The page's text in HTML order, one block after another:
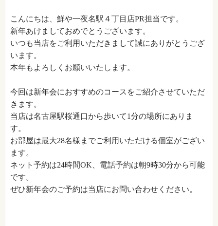
こんにちは、鮮や一夜名駅４丁目店PR担当です。
新年あけましておめでとうございます。
いつも当店をご利用いただきまして誠にありがとうござ
います。
本年もよろしくお願いいたします。
今回は新年会におすすめのコースをご紹介させていただ
きます。
当店は名古屋駅桜通口から歩いて1分の場所にありま
す。
お部屋は最大28名様までご利用いただける個室がござい
ます。
ネット予約は24時間OK、電話予約は朝9時30分から可能
です。
ぜひ新年会のご予約は当店にお問い合わせください。